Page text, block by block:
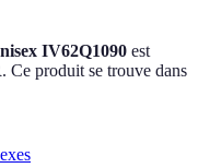
IV62Q1090 est
. Ce produit se trouve dans